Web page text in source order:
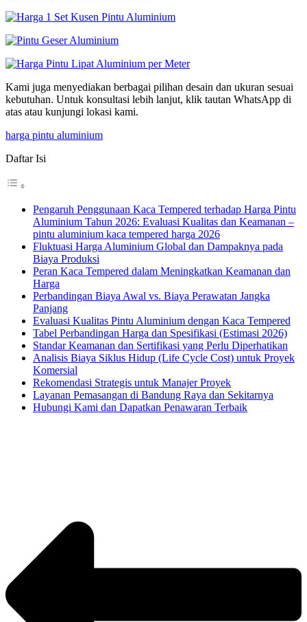
Kami juga menyediakan berbagai pilihan desain dan ukuran sesuai
kebutuhan. Untuk konsultasi lebih lanjut, klik tautan WhatsApp di
atas atau kunjungi lokasi kami.
harga pintu aluminium
Daftar Isi
Pengaruh Penggunaan Kaca Tempered terhadap Harga Pintu
Aluminium Tahun 2026: Evaluasi Kualitas dan Keamanan –
pintu aluminium kaca tempered harga 2026
Fluktuasi Harga Aluminium Global dan Dampaknya pada
Biaya Produksi
Peran Kaca Tempered dalam Meningkatkan Keamanan dan
Harga
Perbandingan Biaya Awal vs. Biaya Perawatan Jangka
Panjang
Evaluasi Kualitas Pintu Aluminium dengan Kaca Tempered
Tabel Perbandingan Harga dan Spesifikasi (Estimasi 2026)
Standar Keamanan dan Sertifikasi yang Perlu Diperhatikan
Analisis Biaya Siklus Hidup (Life Cycle Cost) untuk Proyek
Komersial
Rekomendasi Strategis untuk Manajer Proyek
Layanan Pemasangan di Bandung Raya dan Sekitarnya
Hubungi Kami dan Dapatkan Penawaran Terbaik